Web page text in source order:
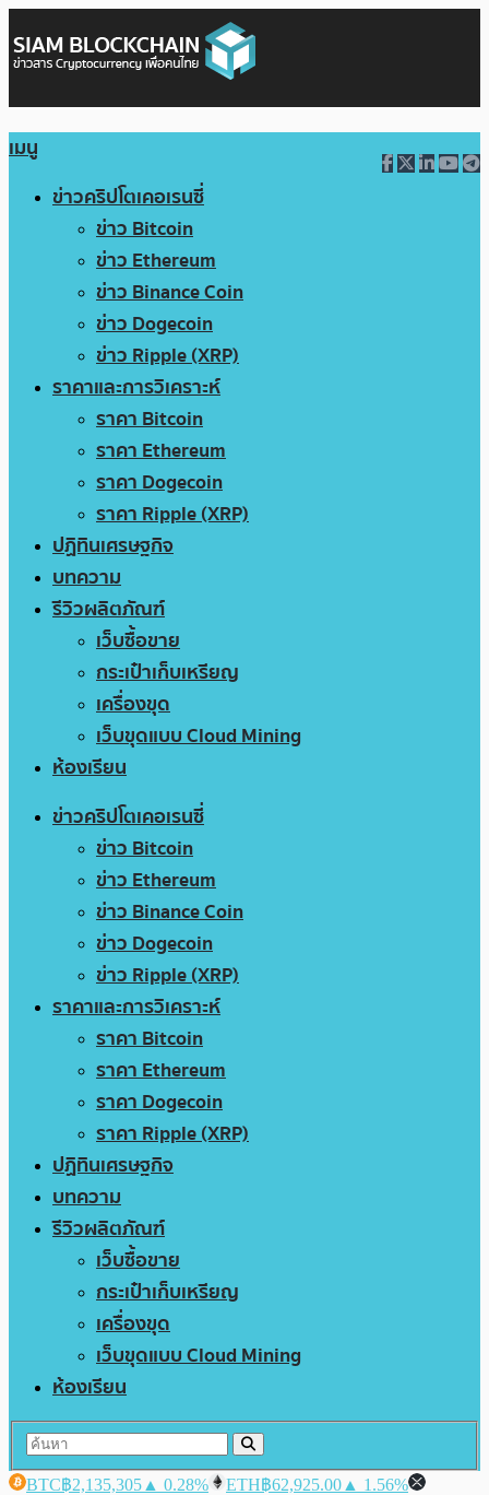
เมนู
ข่าวคริปโตเคอเรนซี่
ข่าว Bitcoin
ข่าว Ethereum
ข่าว Binance Coin
ข่าว Dogecoin
ข่าว Ripple (XRP)
ราคาและการวิเคราะห์
ราคา Bitcoin
ราคา Ethereum
ราคา Dogecoin
ราคา Ripple (XRP)
ปฏิทินเศรษฐกิจ
บทความ
รีวิวผลิตภัณฑ์
เว็บซื้อขาย
กระเป๋าเก็บเหรียญ
เครื่องขุด
เว็บขุดแบบ Cloud Mining
ห้องเรียน
ข่าวคริปโตเคอเรนซี่
ข่าว Bitcoin
ข่าว Ethereum
ข่าว Binance Coin
ข่าว Dogecoin
ข่าว Ripple (XRP)
ราคาและการวิเคราะห์
ราคา Bitcoin
ราคา Ethereum
ราคา Dogecoin
ราคา Ripple (XRP)
ปฏิทินเศรษฐกิจ
บทความ
รีวิวผลิตภัณฑ์
เว็บซื้อขาย
กระเป๋าเก็บเหรียญ
เครื่องขุด
เว็บขุดแบบ Cloud Mining
ห้องเรียน
BTC฿2,135,305 ▲ 0.28% ETH฿62,925.00 ▲ 1.56%